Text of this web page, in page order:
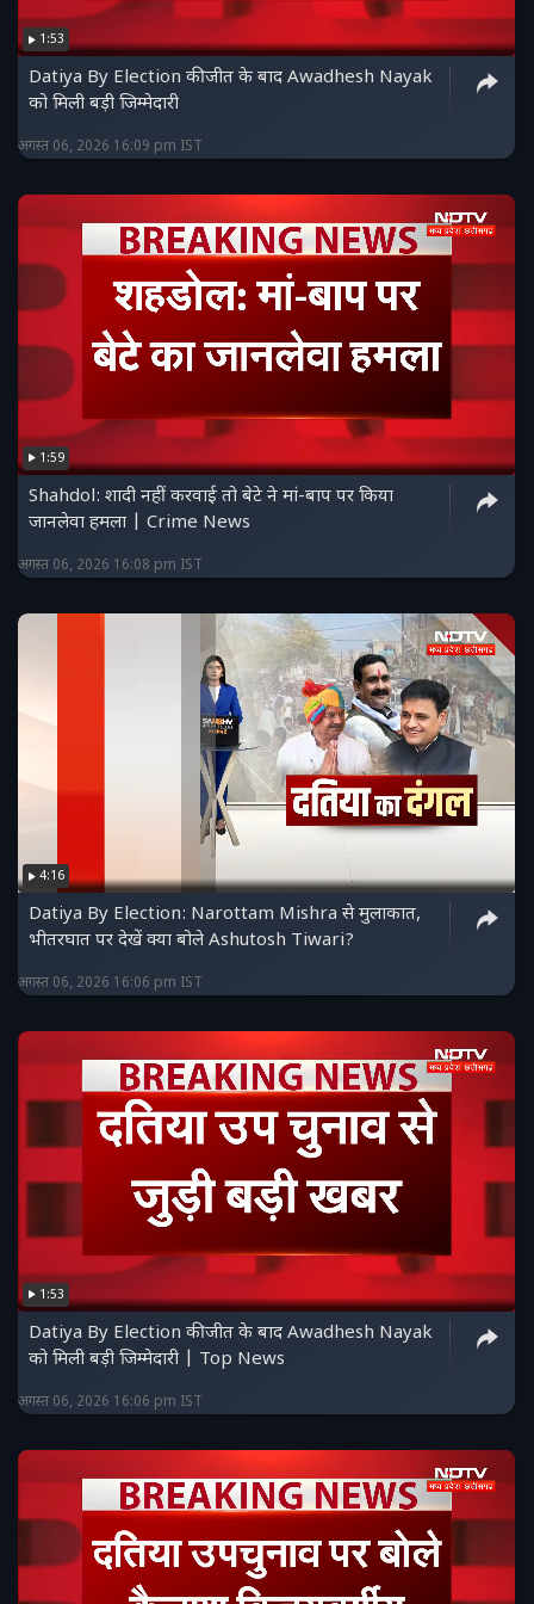
फेसबुक पेज को लाइक करें :
https://www.facebook.com/ndtvmpchhattisgarh/
हमें ट्विटर पर फॉलो करें :
https://twitter.com/NDTVMPCG
1:53
Datiya By Election की जीत के बाद Awadhesh Nayak
को मिली बड़ी जिम्मेदारी
अगस्त 06, 2026 16:09 pm IST
1:59
Shahdol: शादी नहीं करवाई तो बेटे ने मां-बाप पर किया
जानलेवा हमला | Crime News
अगस्त 06, 2026 16:08 pm IST
4:16
Datiya By Election: Narottam Mishra से मुलाकात,
भीतरघात पर देखें क्या बोले Ashutosh Tiwari?
अगस्त 06, 2026 16:06 pm IST
1:53
Datiya By Election की जीत के बाद Awadhesh Nayak
को मिली बड़ी जिम्मेदारी | Top News
अगस्त 06, 2026 16:06 pm IST